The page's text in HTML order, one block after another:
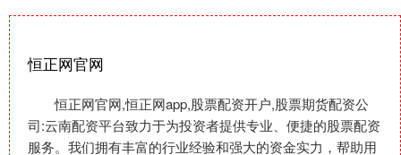
恒正网官网
恒正网官网,恒正网app,股票配资开户,股票期货配资公
司:云南配资平台致力于为投资者提供专业、便捷的股票配资
服务。我们拥有丰富的行业经验和强大的资金实力，帮助用